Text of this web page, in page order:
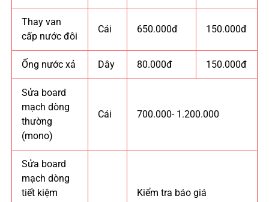
Thay van
cấp nước đôi
Cái 650.000đ 150.000đ
Ống nước xả Dây 80.000đ 150.000đ
Sửa board
mạch dòng
thường
(mono)
Cái 700.000- 1.200.000
Sửa board
mạch dòng
tiết kiệm
Kiểm tra báo giá